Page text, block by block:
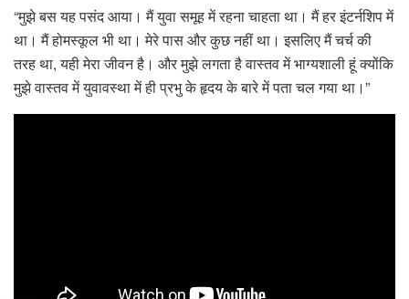
“मुझे बस यह पसंद आया। मैं युवा समूह में रहना चाहता था। मैं हर इंटर्नशिप में
था। मैं होमस्कूल भी था। मेरे पास और कुछ नहीं था। इसलिए मैं चर्च की
तरह था, यही मेरा जीवन है। और मुझे लगता है वास्तव में भाग्यशाली हूं क्योंकि
मुझे वास्तव में युवावस्था में ही प्रभु के हृदय के बारे में पता चल गया था।”